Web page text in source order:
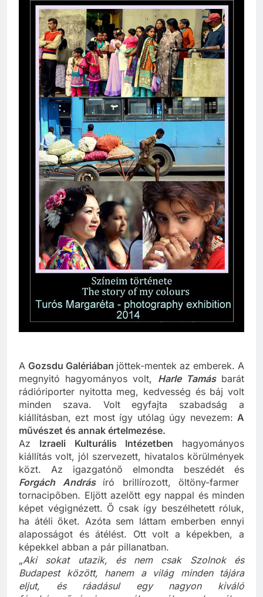
AGozsdu Galériábanjöttek-mentek az emberek. A
megnyitó hagyományos volt,Harle Tamásbarát
rádióriporter nyitotta meg, kedvesség és báj volt
minden szava. Volt egyfajta szabadság a
kiállításban, ezt most így utólag úgy nevezem:
művészet és annak értelmezése.
AzIzraeli Kulturális Intézetbenhagyományos
kiállítás volt, jól szervezett, hivatalos körülmények
közt. Az igazgatónő elmondta beszédét és
Forgách Andrásíró brillírozott, öltöny-farmer
tornacipőben. Eljött azelőtt egy nappal és minden
képet végignézett. Ő csak így beszélhetett róluk,
ha átéli őket. Azóta sem láttam emberben ennyi
alaposságot és átélést. Ott volt a képekben, a
képekkel abban a pár pillanatban.
„Aki sokat utazik, és nem csak Szolnok és
Budapest között, hanem a világ minden tájára